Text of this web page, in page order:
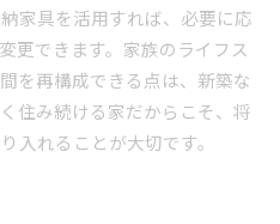
家具を活用すれば、必要に応
更できます。家族のライフス
を再構成できる点は、新築な
住み続ける家だからこそ、将
入れることが大切です。